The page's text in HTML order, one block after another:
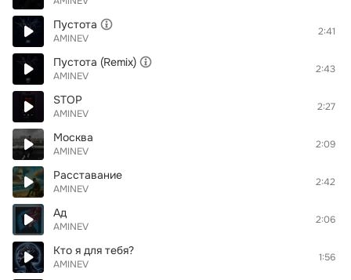
Пустота
AMINEV
2:41
Пустота (Remix)
AMINEV
2:43
STOP
AMINEV
2:27
Москва
AMINEV
2:09
Расставание
AMINEV
2:42
Ад
AMINEV
2:06
Кто я для тебя?
AMINEV
1:56